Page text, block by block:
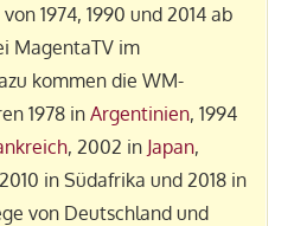
1974, 1990 und 2014 ab
MagentaTV im
kommen die WM-
1978 in Argentinien, 1994
, 2002 in Japan,
in Südafrika und 2018 in
von Deutschland und